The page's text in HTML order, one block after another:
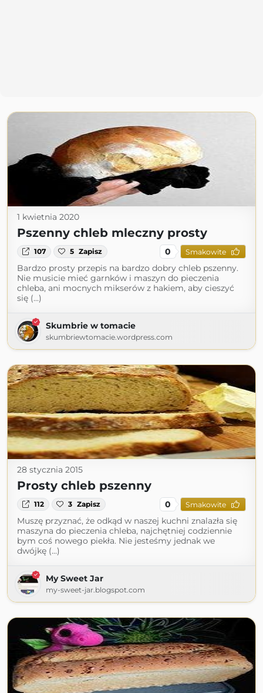
1 kwietnia 2020
Pszenny chleb mleczny prosty
107 5 Zapisz 0 Smakowite
Bardzo prosty przepis na bardzo dobry chleb pszenny.
Nie musicie mieć garnków i maszyn do pieczenia
chleba, ani mocnych mikserów z hakiem, aby cieszyć
się (...)
Skumbrie w tomacie
skumbriewtomacie.wordpress.com
28 stycznia 2015
Prosty chleb pszenny
112 3 Zapisz 0 Smakowite
Muszę przyznać, że odkąd w naszej kuchni znalazła się
maszyna do pieczenia chleba, najchętniej codziennie
bym coś nowego piekła. Nie jesteśmy jednak we
dwójkę (...)
My Sweet Jar
my-sweet-jar.blogspot.com